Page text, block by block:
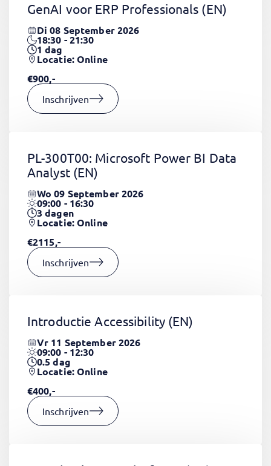
GenAI voor ERP Professionals (EN)
Di 08 September 2026
18:30 - 21:30
1dag
Locatie: Online
€900,-
Inschrijven
PL-300T00: Microsoft Power BI Data
Analyst (EN)
Wo 09 September 2026
09:00 - 16:30
3dagen
Locatie: Online
€2115,-
Inschrijven
Introductie Accessibility (EN)
Vr 11 September 2026
09:00 - 12:30
0.5dag
Locatie: Online
€400,-
Inschrijven